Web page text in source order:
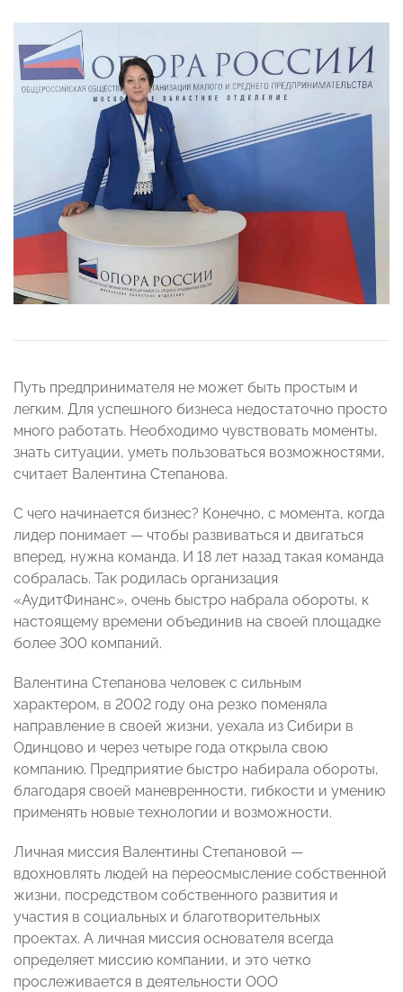
Путь предпринимателя не может быть простым и
легким. Для успешного бизнеса недостаточно просто
много работать. Необходимо чувствовать моменты,
знать ситуации, уметь пользоваться возможностями,
считает Валентина Степанова.
С чего начинается бизнес? Конечно, с момента, когда
лидер понимает — чтобы развиваться и двигаться
вперед, нужна команда. И 18 лет назад такая команда
собралась. Так родилась организация
«АудитФинанс», очень быстро набрала обороты, к
настоящему времени объединив на своей площадке
более 300 компаний.
Валентина Степанова человек с сильным
характером, в 2002 году она резко поменяла
направление в своей жизни, уехала из Сибири в
Одинцово и через четыре года открыла свою
компанию. Предприятие быстро набирала обороты,
благодаря своей маневренности, гибкости и умению
применять новые технологии и возможности.
Личная миссия Валентины Степановой —
вдохновлять людей на переосмысление собственной
жизни, посредством собственного развития и
участия в социальных и благотворительных
проектах. А личная миссия основателя всегда
определяет миссию компании, и это четко
прослеживается в деятельности ООО